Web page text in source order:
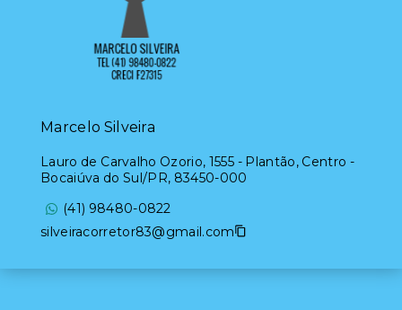
Marcelo Silveira
Lauro de Carvalho Ozorio, 1555 - Plantão, Centro -
Bocaiúva do Sul/PR, 83450-000
(41) 98480-0822
silveiracorretor83@gmail.com